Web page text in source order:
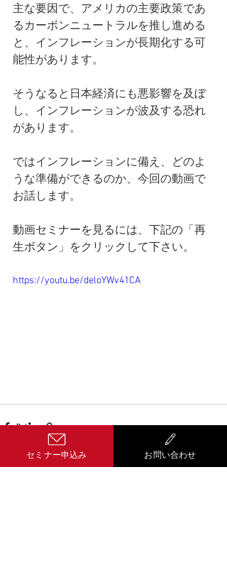
主な要因で、アメリカの主要政策であ
るカーボンニュートラルを推し進める
と、インフレーションが長期化する可
能性があります。
そうなると日本経済にも悪影響を及ぼ
し、インフレーションが波及する恐れ
があります。
ではインフレーションに備え、どのよ
うな準備ができるのか、今回の動画で
お話します。
動画セミナーを見るには、下記の「再
生ボタン」をクリックして下さい。
https://youtu.be/deloYWv41CA
セミナー申込み お問い合わせ